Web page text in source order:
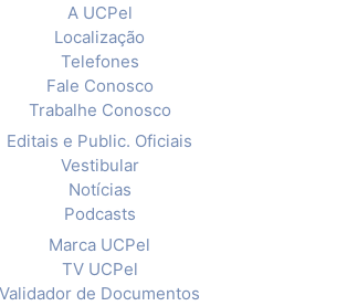
A UCPel
Localização
Telefones
Fale Conosco
Trabalhe Conosco
Editais e Public. Oficiais
Vestibular
Notícias
Podcasts
Marca UCPel
TV UCPel
Validador de Documentos